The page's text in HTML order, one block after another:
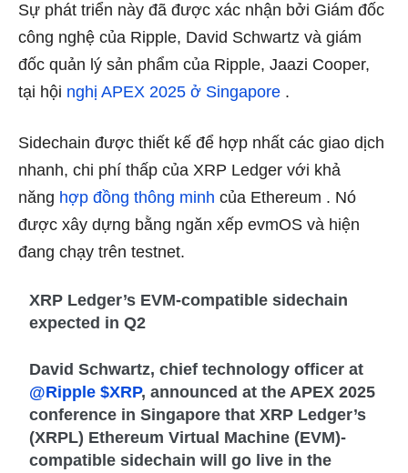
Sự phát triển này đã được xác nhận bởi Giám đốc
công nghệ của Ripple, David Schwartz và giám
đốc quản lý sản phẩm của Ripple, Jaazi Cooper,
tại hội nghị APEX 2025 ở Singapore .
Sidechain được thiết kế để hợp nhất các giao dịch
nhanh, chi phí thấp của XRP Ledger với khả
năng hợp đồng thông minh của Ethereum . Nó
được xây dựng bằng ngăn xếp evmOS và hiện
đang chạy trên testnet.
XRP Ledger’s EVM-compatible sidechain
expected in Q2
David Schwartz, chief technology officer at
@Ripple $XRP, announced at the APEX 2025
conference in Singapore that XRP Ledger’s
(XRPL) Ethereum Virtual Machine (EVM)-
compatible sidechain will go live in the